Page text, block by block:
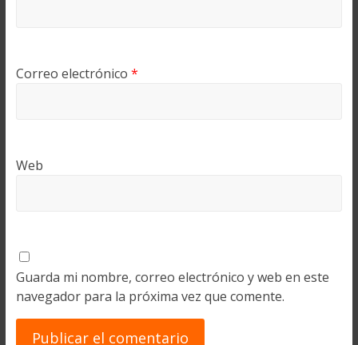
Correo electrónico *
Web
Guarda mi nombre, correo electrónico y web en este
navegador para la próxima vez que comente.